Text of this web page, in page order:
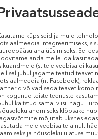
Kindlalt püsivad